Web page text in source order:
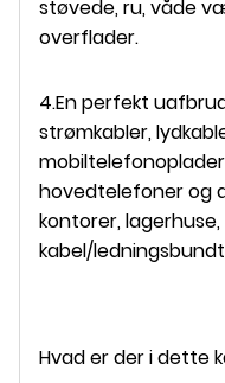
støvede, ru, våde
overflader.
4.En perfekt
strømkabler,
hovedtelefoner og
kontorer,
kabel/
Hvad er der i dette